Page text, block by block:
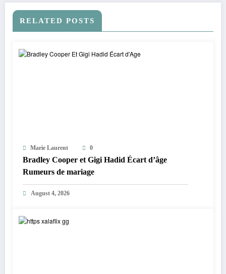
RELATED POSTS
Marie Laurent 0
Bradley Cooper et Gigi Hadid Écart d’âge
Rumeurs de mariage
August 4, 2026